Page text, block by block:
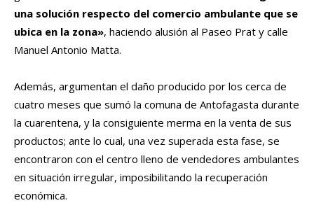
una solución respecto del comercio ambulante que se
ubica en la zona», haciendo alusión al Paseo Prat y calle
Manuel Antonio Matta.
Además, argumentan el daño producido por los cerca de
cuatro meses que sumó la comuna de Antofagasta durante
la cuarentena, y la consiguiente merma en la venta de sus
productos; ante lo cual, una vez superada esta fase, se
encontraron con el centro lleno de vendedores ambulantes
en situación irregular, imposibilitando la recuperación
económica.